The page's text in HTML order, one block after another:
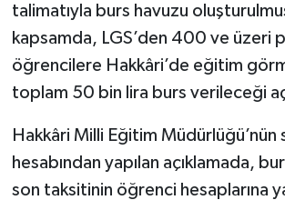
talimatıyla burs havuzu
kapsamda, LGS’den 400 ve üzeri
öğrencilere Hakkâri’de eğitim
toplam 50 bin lira burs verileceği
Hakkâri Milli Eğitim Müdürlüğü’nün
hesabından yapılan açıklamada,
son taksitinin öğrenci hesaplarına